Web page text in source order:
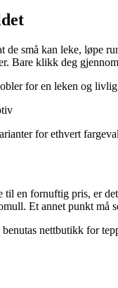
de små kan leke, løpe
Bare klikk deg
for en leken og
for ethvert
til en fornuftig pris, er
Et annet punkt
nettbutikk for